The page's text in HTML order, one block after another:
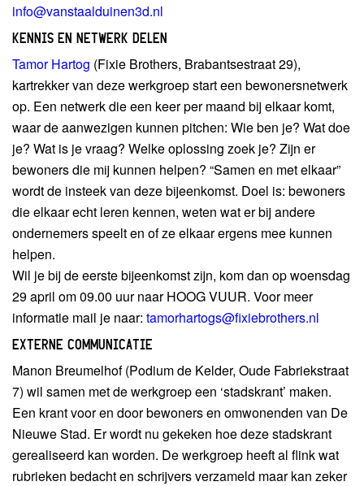
info@vanstaalduinen3d.nl
KENNIS EN NETWERK DELEN
Tamor Hartog (Fixie Brothers, Brabantsestraat 29),
kartrekker van deze werkgroep start een bewonersnetwerk
op. Een netwerk die een keer per maand bij elkaar komt,
waar de aanwezigen kunnen pitchen: Wie ben je? Wat doe
je? Wat is je vraag? Welke oplossing zoek je? Zijn er
bewoners die mij kunnen helpen? “Samen en met elkaar”
wordt de insteek van deze bijeenkomst. Doel is: bewoners
die elkaar echt leren kennen, weten wat er bij andere
ondernemers speelt en of ze elkaar ergens mee kunnen
helpen.
Wil je bij de eerste bijeenkomst zijn, kom dan op woensdag
29 april om 09.00 uur naar HOOG VUUR. Voor meer
informatie mail je naar: tamorhartogs@fixiebrothers.nl
EXTERNE COMMUNICATIE
Manon Breumelhof (Podium de Kelder, Oude Fabriekstraat
7) wil samen met de werkgroep een ‘stadskrant’ maken.
Een krant voor en door bewoners en omwonenden van De
Nieuwe Stad. Er wordt nu gekeken hoe deze stadskrant
gerealiseerd kan worden. De werkgroep heeft al flink wat
rubrieken bedacht en schrijvers verzameld maar kan zeker